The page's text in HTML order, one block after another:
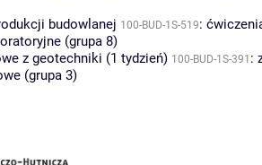
budowlanej 100-BUD-1S-519:
(grupa 8)
z geotechniki (1 tydzień) 100-BUD-1S-391 :
(grupa 3)